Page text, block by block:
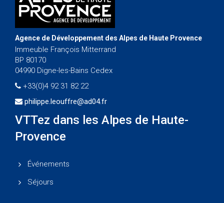
Agence de Développement des Alpes de Haute Provence
Immeuble François Mitterrand
BP 80170
04990 Digne-les-Bains Cedex
+33(0)4 92 31 82 22
philippe.leouffre@ad04.fr
VTTez dans les Alpes de Haute-
Provence
Événements
Séjours